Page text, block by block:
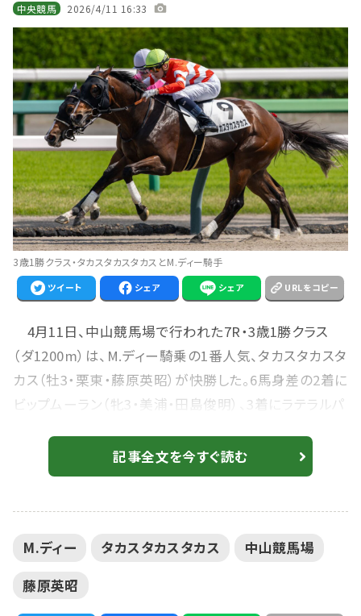
中央競馬 2026/4/11 16:33
3歳1勝クラス・タカスタカスタカスとM.ディー騎手
ツイート シェア シェア URLをコピー
4月11日、中山競馬場で行われた7R・3歳1勝クラス
（ダ1200m）は、M.ディー騎乗の1番人気、タカスタカスタ
カス（牡3・栗東・藤原英昭）が快勝した。6馬身差の2着に
ビップムーラン（牝3・美浦・田島俊明）、3着にラテラルパ
1:10.1（稍重）。 2番人気で戸崎圭太騎乗、リゾートラ
イン（牡3・美浦・伊坂重信）は、11着敗退。 【中山1R】断
応えて2勝...
記事全文を今すぐ読む
M.ディー タカスタカスタカス
中山競馬場
藤原英昭